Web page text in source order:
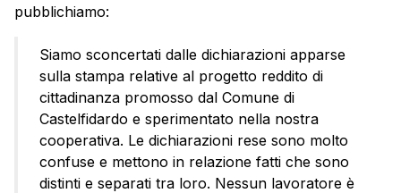
pubblichiamo:
Siamo sconcertati dalle dichiarazioni apparse
sulla stampa relative al progetto reddito di
cittadinanza promosso dal Comune di
Castelfidardo e sperimentato nella nostra
cooperativa. Le dichiarazioni rese sono molto
confuse e mettono in relazione fatti che sono
distinti e separati tra loro. Nessun lavoratore è